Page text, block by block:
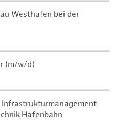
Westhafen bei der
(m/w/d)
Hafenbahn